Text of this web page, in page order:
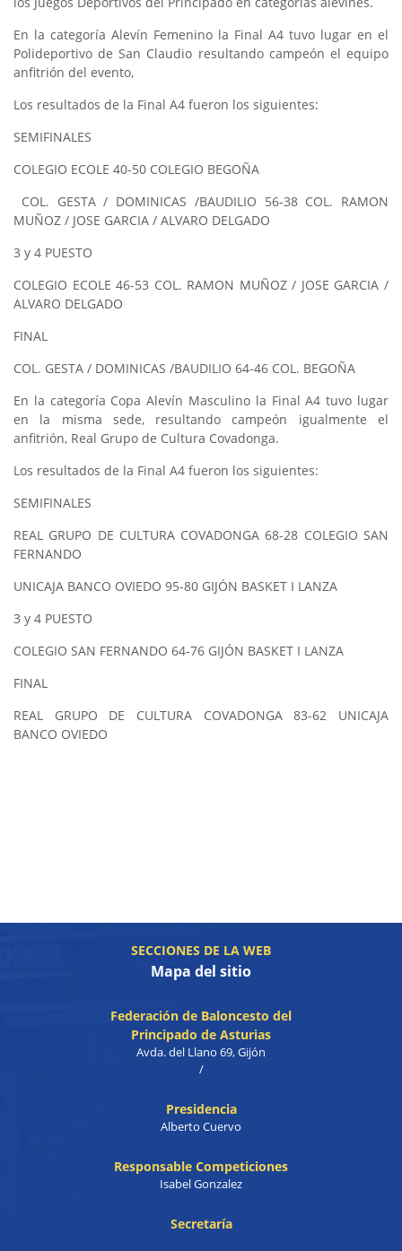
En la categoría Alevín Femenino la Final A4 tuvo lugar en el
Polideportivo de San Claudio resultando campeón el equipo
anfitrión del evento,
Los resultados de la Final A4 fueron los siguientes:
SEMIFINALES
COLEGIO ECOLE 40-50 COLEGIO BEGOÑA
COL. GESTA / DOMINICAS /BAUDILIO 56-38 COL. RAMON
MUÑOZ / JOSE GARCIA / ALVARO DELGADO
3 y 4 PUESTO
COLEGIO ECOLE 46-53 COL. RAMON MUÑOZ / JOSE GARCIA /
ALVARO DELGADO
FINAL
COL. GESTA / DOMINICAS /BAUDILIO 64-46 COL. BEGOÑA
En la categoría Copa Alevín Masculino la Final A4 tuvo lugar
en la misma sede, resultando campeón igualmente el
anfitrión, Real Grupo de Cultura Covadonga.
Los resultados de la Final A4 fueron los siguientes:
SEMIFINALES
REAL GRUPO DE CULTURA COVADONGA 68-28 COLEGIO SAN
FERNANDO
UNICAJA BANCO OVIEDO 95-80 GIJÓN BASKET I LANZA
3 y 4 PUESTO
COLEGIO SAN FERNANDO 64-76 GIJÓN BASKET I LANZA
FINAL
REAL GRUPO DE CULTURA COVADONGA 83-62 UNICAJA
BANCO OVIEDO
SECCIONES DE LA WEB
Mapa del sitio
Federación de Baloncesto del
Principado de Asturias
Avda. del Llano 69, Gijón
/
Presidencia
Alberto Cuervo
Responsable Competiciones
Isabel Gonzalez
Secretaría